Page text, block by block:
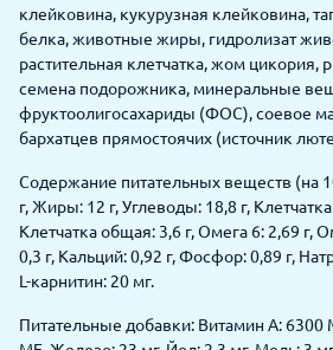
клейковина, кукурузная клейковина,
белка, животные жиры, гидролизат
растительная клетчатка, жом цикория,
семена подорожника, минеральные
фруктоолигосахариды (ФОС), соевое
бархатцев прямостоячих (источник
Содержание питательных веществ (на
г, Жиры: 12 г, Углеводы: 18,8 г,
Клетчатка общая: 3,6 г, Омега 6: 2,69 г,
0,3 г, Кальций: 0,92 г, Фосфор: 0,89 г,
L-карнитин: 20 мг.
Питательные добавки: Витамин А: 6300